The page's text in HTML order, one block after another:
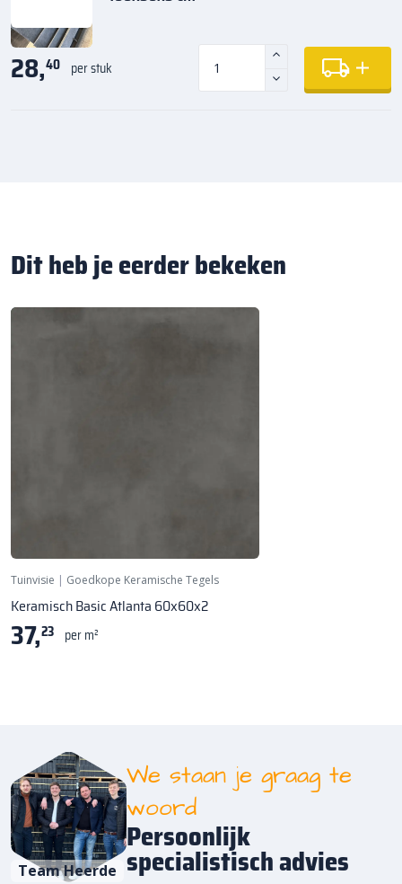
28,40 per stuk
Dit heb je eerder bekeken
Tuinvisie | Goedkope Keramische Tegels
Keramisch Basic Atlanta 60x60x2
37,23 per m²
Team Heerde
We staan je graag te
woord
Persoonlijk
specialistisch advies